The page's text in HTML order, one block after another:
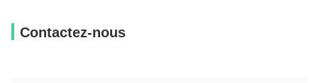
Contactez-nous